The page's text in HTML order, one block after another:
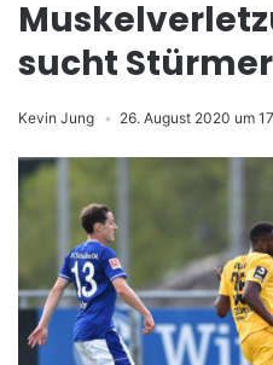
sucht Stürmer
Kevin Jung 26. August 2020 um